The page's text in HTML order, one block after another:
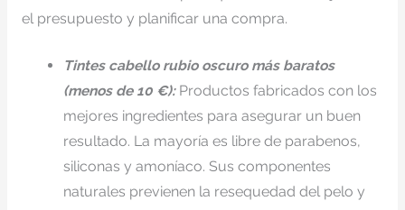
el presupuesto y planificar una compra.
Tintes cabello rubio oscuro más baratos
(menos de 10 €):Productos fabricados con los
mejores ingredientes para asegurar un buen
resultado. La mayoría es libre de parabenos,
siliconas y amoníaco. Sus componentes
naturales previenen la resequedad del pelo y